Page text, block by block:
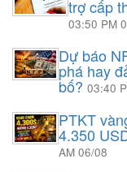
trợ cấp
03:50 PM
Dự báo
phá hay
bố? 03:40
PTKT
4.350
AM 06/08